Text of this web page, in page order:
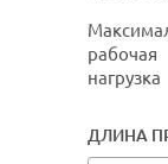
рабочая
нагрузка
ДЛИНА